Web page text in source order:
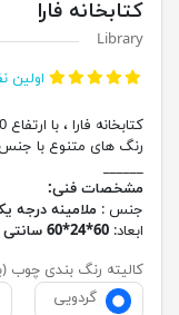
کتابخانه فارا
Library
اولین
رنگ های متنوع با
______
مشخصات فنی:
جنس : ملامینه درجه
ابعاد: 60*24*60 سانتی متر
کالیته رنگ بندی چوب
گردویی